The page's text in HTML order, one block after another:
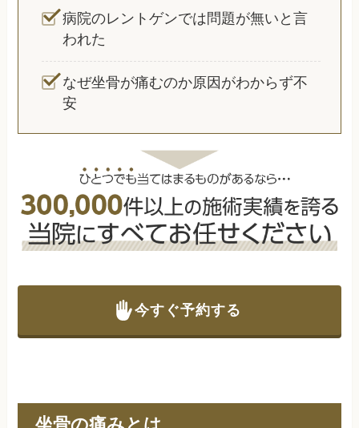
病院のレントゲンでは問題が無いと言
われた
なぜ坐骨が痛むのか原因がわからず不
安
今すぐ予約する